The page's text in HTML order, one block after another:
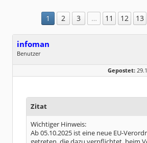
1 2 3 … 11 12 13
infoman
Benutzer
Geschlecht:
Dabei seit:
06 / 2008
Gepostet:
Zitat
Wichtiger Hinweis:
Ab 05.10.2025 ist eine neue EU-